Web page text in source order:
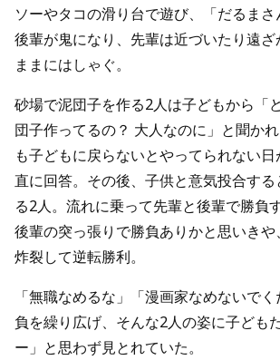
ソーやタコの滑り台で遊び、「だるま
後輩が鬼になり、先輩は近づいたり遠
ままにはしゃぐ。
砂場で泥団子を作る2人は子どもから「
団子作ってるの？ 大人なのに」と聞か
も子どもに戻らないとやってられない
直に回答。その後、子供と意気投合す
る2人。流れに乗って先輩と後輩で勝負
後輩の突っ張りで勝負ありかと思いき
炸裂して逆転勝利。
「無職なめるな」「漫画家なめないで
負を繰り広げ、そんな2人の姿に子ども
ー」と思わず見とれていた。